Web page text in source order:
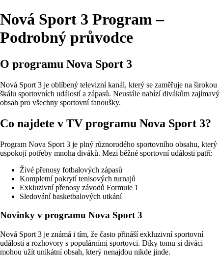
Nová Sport 3 Program –
Podrobný průvodce
O programu Nova Sport 3
Nová Sport 3 je oblíbený televizní kanál, který se zaměřuje na širokou
škálu sportovních událostí a zápasů. Neustále nabízí divákům zajímavý
obsah pro všechny sportovní fanoušky.
Co najdete v TV programu Nova Sport 3?
Program Nova Sport 3 je plný různorodého sportovního obsahu, který
uspokojí potřeby mnoha diváků. Mezi běžné sportovní události patří:
Živé přenosy fotbalových zápasů
Kompletní pokrytí tenisových turnajů
Exkluzivní přenosy závodů Formule 1
Sledování basketbalových utkání
Novinky v programu Nova Sport 3
Nová Sport 3 je známá i tím, že často přináší exkluzivní sportovní
události a rozhovory s populárními sportovci. Díky tomu si diváci
mohou užít unikátní obsah, který nenajdou nikde jinde.